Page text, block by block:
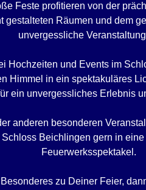
Feste profitieren von der
gestalteten Räumen und dem
unvergessliche
Hochzeiten und Events im
Himmel in ein spektakuläres
ein unvergessliches Erlebnis
anderen besonderen
Beichlingen gern in
Feuerwerksspektakel.
zu Deiner Feier,